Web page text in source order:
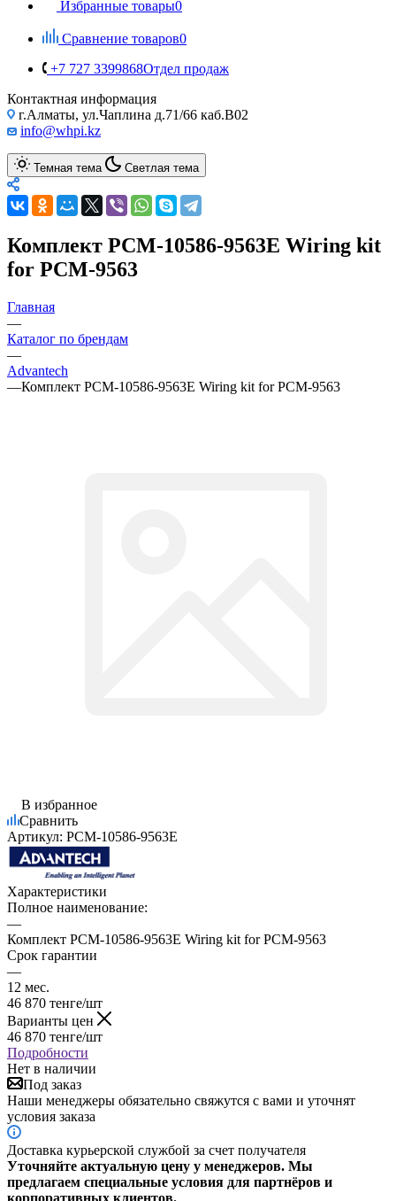
Избранные товары0
Сравнение товаров0
+7 727 3399868Отдел продаж
Контактная информация
г.Алматы, ул.Чаплина д.71/66 каб.B02
info@whpi.kz
Темная тема Светлая тема
Комплект PCM-10586-9563E Wiring kit
for PCM-9563
Главная
—
Каталог по брендам
—
Advantech
—Комплект PCM-10586-9563E Wiring kit for PCM-9563
В избранное
Сравнить
Артикул: PCM-10586-9563E
Характеристики
Полное наименование:
—
Комплект PCM-10586-9563E Wiring kit for PCM-9563
Срок гарантии
—
12 мес.
46 870 тенге/шт
Варианты цен
46 870 тенге/шт
Подробности
Нет в наличии
Под заказ
Наши менеджеры обязательно свяжутся с вами и уточнят
условия заказа
Доставка курьерской службой за счет получателя
Уточняйте актуальную цену у менеджеров. Мы
предлагаем специальные условия для партнёров и
корпоративных клиентов.